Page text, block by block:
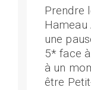
Prendre
Hameau
une
5* face
à un
être